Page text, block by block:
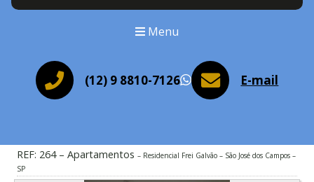
Menu
(12) 9 8810-7126 WhatsApp
E-mail
REF: 264 – Apartamentos
Residencial Frei Galvão – São José dos Campos –
SP